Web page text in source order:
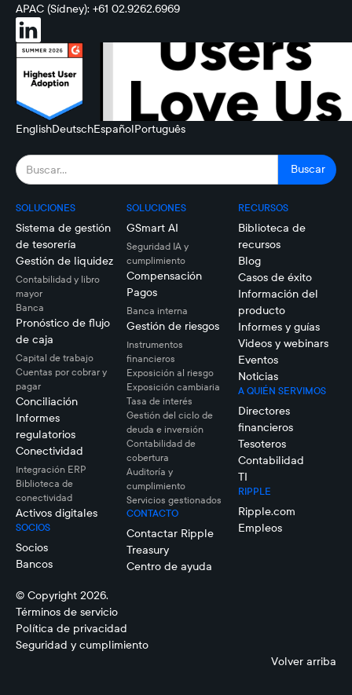
APAC (Sídney): +61 02.9262.6969
EnglishDeutschEspañolPortuguês
SOLUCIONES
Sistema de gestión
de tesorería
Gestión de liquidez
Contabilidad y libro
mayor
Banca
Pronóstico de flujo
de caja
Capital de trabajo
Cuentas por cobrar y
pagar
Conciliación
Informes
regulatorios
Conectividad
Integración ERP
Biblioteca de
conectividad
Activos digitales
SOCIOS
Socios
Bancos
SOLUCIONES
GSmart AI
Seguridad IA y
cumplimiento
Compensación
Pagos
Banca interna
Gestión de riesgos
Instrumentos
financieros
Exposición al riesgo
Exposición cambiaria
Tasa de interés
Gestión del ciclo de
deuda e inversión
Contabilidad de
cobertura
Auditoría y
cumplimiento
Servicios gestionados
CONTACTO
Contactar Ripple
Treasury
Centro de ayuda
RECURSOS
Biblioteca de
recursos
Blog
Casos de éxito
Información del
producto
Informes y guías
Videos y webinars
Eventos
Noticias
A QUIÉN SERVIMOS
Directores
financieros
Tesoteros
Contabilidad
TI
RIPPLE
Ripple.com
Empleos
© Copyright 2026.
Términos de servicio
Política de privacidad
Seguridad y cumplimiento
Volver arriba